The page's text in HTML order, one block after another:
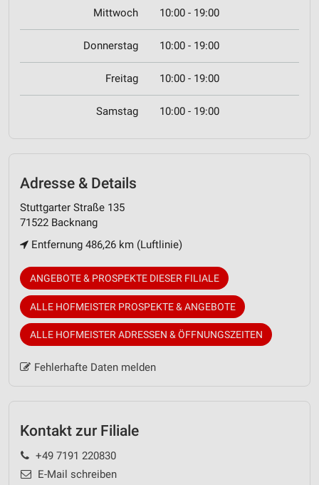
Mittwoch 10:00 - 19:00
Donnerstag 10:00 - 19:00
Freitag 10:00 - 19:00
Samstag 10:00 - 19:00
Adresse & Details
Stuttgarter Straße 135
71522 Backnang
Entfernung 486,26 km (Luftlinie)
ANGEBOTE & PROSPEKTE DIESER FILIALE
ALLE HOFMEISTER PROSPEKTE & ANGEBOTE
ALLE HOFMEISTER ADRESSEN & ÖFFNUNGSZEITEN
Fehlerhafte Daten melden
Kontakt zur Filiale
+49 7191 220830
E-Mail schreiben